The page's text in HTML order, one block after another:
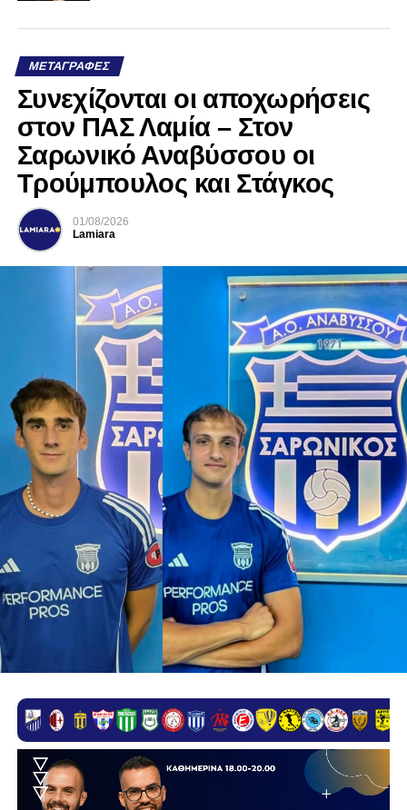
ΜΕΤΑΓΡΑΦΈΣ
Συνεχίζονται οι αποχωρήσεις
στον ΠΑΣ Λαμία – Στον
Σαρωνικό Αναβύσσου οι
Τρούμπουλος και Στάγκος
01/08/2026
Lamiara